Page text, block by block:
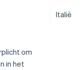
Italië
om
in het